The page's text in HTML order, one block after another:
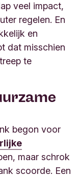
veel impact,
regelen. En
en
dat misschien
te
begon voor
maar schrok
scoorde. Een